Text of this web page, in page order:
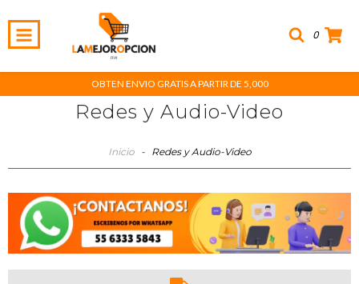
0
OBTEN ENVIO GRATIS A PARTIR DE 5,000
Redes y Audio-Video
Inicio - Redes y Audio-Video